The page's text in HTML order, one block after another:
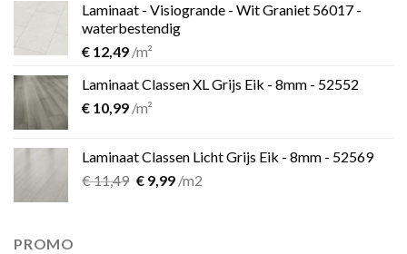
€ 11,49.€ 9,99.
Laminaat - Visiogrande - Wit Graniet 56017 -
waterbestendig
€ 12,49 /m²
Laminaat Classen XL Grijs Eik - 8mm - 52552
€ 10,99 /m²
Laminaat Classen Licht Grijs Eik - 8mm - 52569
€11,49 Oorspronkelijke
€9,99Huidige
/m2
PROMO